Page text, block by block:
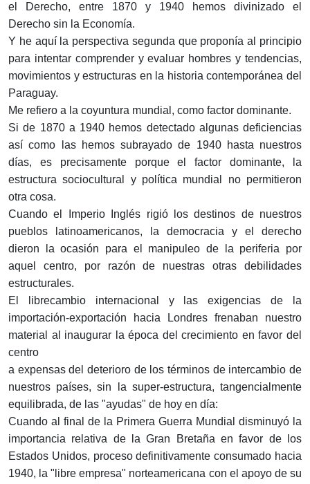
el Derecho, entre 1870 y 1940 hemos divinizado el
Derecho sin la Economía.
Y he aquí la perspectiva segunda que proponía al principio
para intentar comprender y evaluar hombres y tendencias,
movi­mientos y estructuras en la historia contemporánea del
Paraguay.
Me refiero a la coyuntura mundial, como factor dominante.
Si de 1870 a 1940 hemos detectado algunas deficiencias
así como las hemos subrayado de 1940 hasta nuestros
días, es precisamente porque el factor dominante, la
estructura socio­cultural y política mundial no permitieron
otra cosa.
Cuando el Imperio Inglés rigió los destinos de nuestros
pue­blos latinoamericanos, la democracia y el derecho
dieron la ocasión para el manipuleo de la periferia por
aquel centro, por razón de nuestras otras debilidades
estructurales.
El librecambio internacional y las exigencias de la
importación-exportación hacia Londres frenaban nuestro
material al inaugurar la época del crecimiento en favor del
centro
a expensas del deterioro de los términos de intercambio de
nuestros países, sin la super-estructura, tangencialmente
equili­brada, de las "ayudas" de hoy en día:
Cuando al final de la Primera Guerra Mundial disminuyó la
importancia relativa de la Gran Bretaña en favor de los
Estados Unidos, proceso definitivamente consumado hacia
1940, la "libre empresa" norteamericana con el apoyo de su